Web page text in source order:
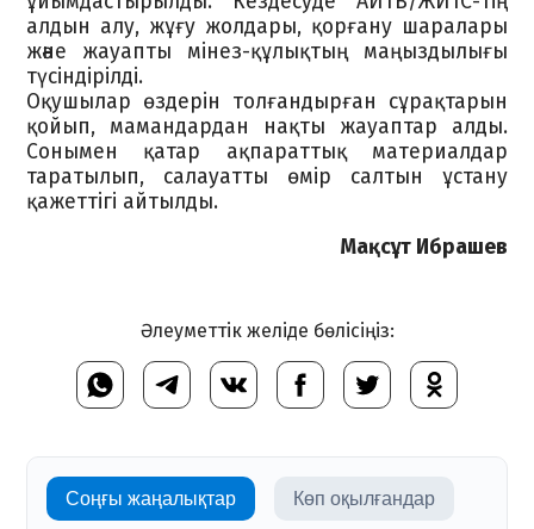
Әлеуметтік желіде бөлісіңіз:
алдын алу, жұғу жолдары, қорғану шаралары
және жауапты мінез-құлықтың маңыздылығы
түсіндірілді.
Оқушылар өздерін толғандырған сұрақтарын
қойып, мамандардан нақты жауаптар алды.
Сонымен қатар ақпараттық материалдар
таратылып, салауатты өмір салтын ұстану
қажеттігі айтылды.
Мақсұт Ибрашев
Соңғы жаңалықтар Көп оқылғандар